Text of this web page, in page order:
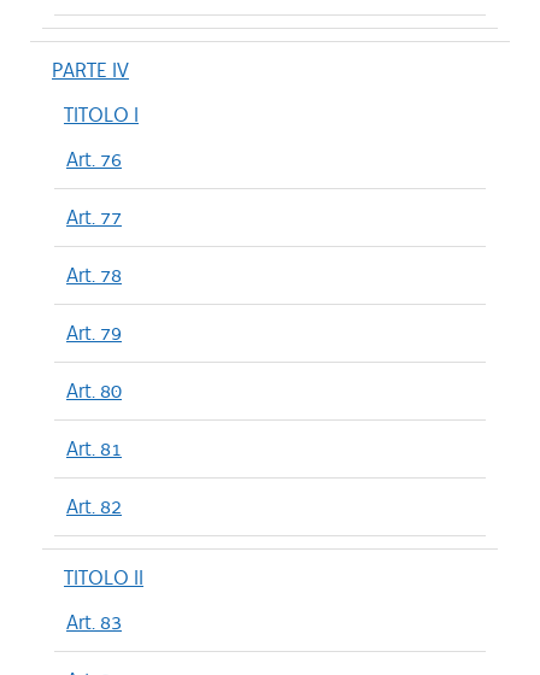
PARTE IV
TITOLO I
Art. 76
Art. 77
Art. 78
Art. 79
Art. 80
Art. 81
Art. 82
TITOLO II
Art. 83